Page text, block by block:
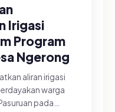
Irigasi
Program
Ngerong
aliran irigasi
warga
pada